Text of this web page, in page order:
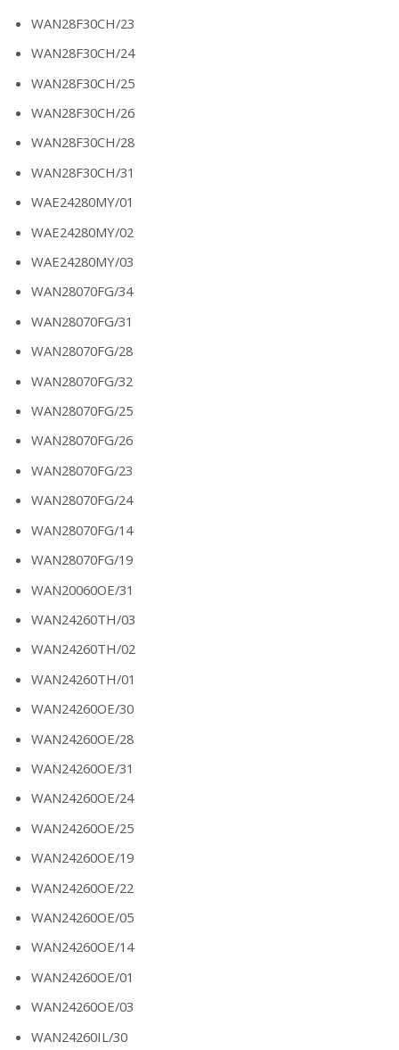
WAN28F30CH/23
WAN28F30CH/24
WAN28F30CH/25
WAN28F30CH/26
WAN28F30CH/28
WAN28F30CH/31
WAE24280MY/01
WAE24280MY/02
WAE24280MY/03
WAN28070FG/34
WAN28070FG/31
WAN28070FG/28
WAN28070FG/32
WAN28070FG/25
WAN28070FG/26
WAN28070FG/23
WAN28070FG/24
WAN28070FG/14
WAN28070FG/19
WAN20060OE/31
WAN24260TH/03
WAN24260TH/02
WAN24260TH/01
WAN24260OE/30
WAN24260OE/28
WAN24260OE/31
WAN24260OE/24
WAN24260OE/25
WAN24260OE/19
WAN24260OE/22
WAN24260OE/05
WAN24260OE/14
WAN24260OE/01
WAN24260OE/03
WAN24260IL/30